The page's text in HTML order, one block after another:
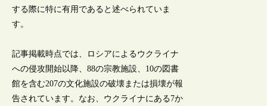
する際に特に有用であると述べられていま
す。
記事掲載時点では、ロシアによるウクライナ
への侵攻開始以降、88の宗教施設、10の図書
館を含む207の文化施設の破壊または損壊が報
告されています。なお、ウクライナにある7か